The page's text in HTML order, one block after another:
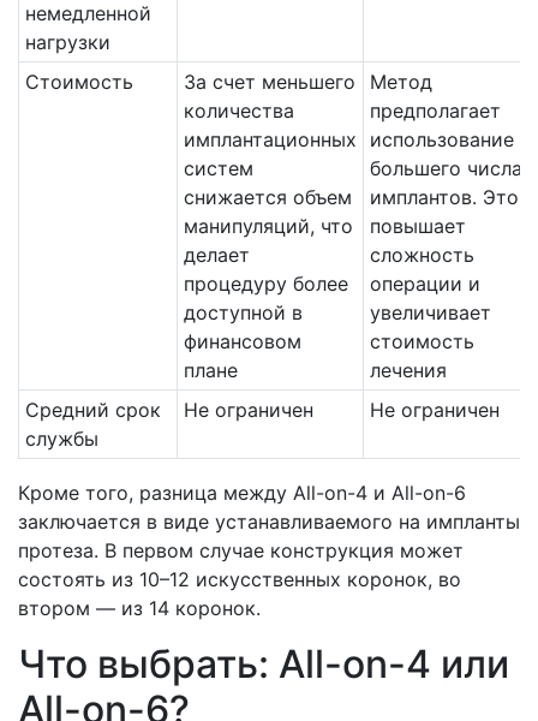
немедленной
нагрузки
Стоимость
За счет меньшего
количества
имплантационных
систем
снижается объем
манипуляций, что
делает
процедуру более
доступной в
финансовом
плане
Метод
предполагает
использование
большего числа
имплантов. Это
повышает
сложность
операции и
увеличивает
стоимость
лечения
Средний срок
службы
Не ограничен Не ограничен
Кроме того, разница между All-on-4 и All-on-6
заключается в виде устанавливаемого на импланты
протеза. В первом случае конструкция может
состоять из 10–12 искусственных коронок, во
втором — из 14 коронок.
Что выбрать: All-on-4 или
All-on-6?